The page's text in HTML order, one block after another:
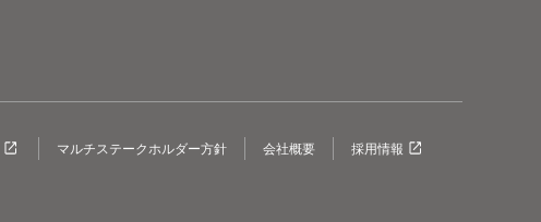
マルチステークホルダー方針 会社概要 採用情報